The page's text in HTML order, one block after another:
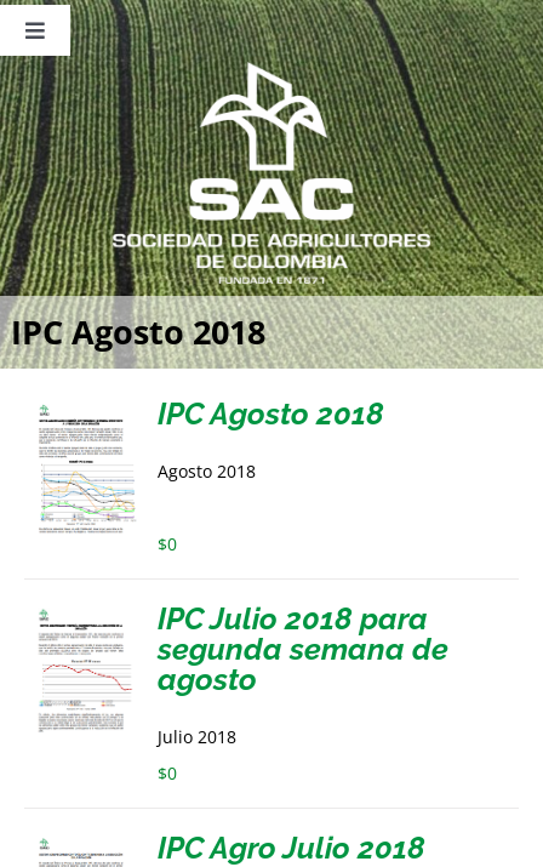
Saltar
contenido
Toggle
Navigation
Nosotros
Publicaciones
Sala de Prensa
Eventos
IPC Agosto 2018
IPC Agosto 2018
Agosto 2018
$0
IPC Julio 2018 para
segunda semana de
agosto
Julio 2018
$0
IPC Agro Julio 2018